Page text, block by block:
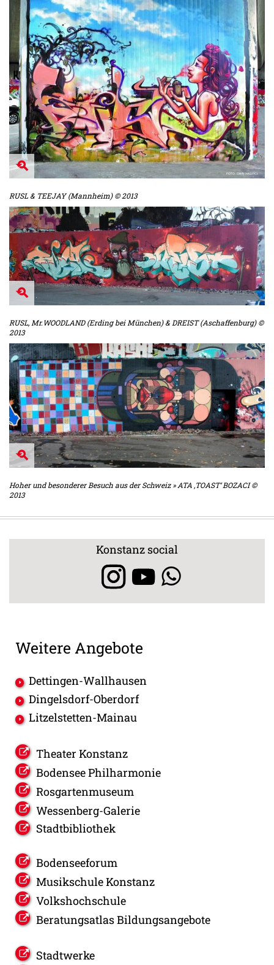
RUSL & TEEJAY (Mannheim) © 2013
RUSL, Mr.WOODLAND (Erding bei München) & DREIST (Aschaffenburg) ©
2013
Hoher und besonderer Besuch aus der Schweiz » ATA ‚TOAST‘ BOZACI ©
2013
Konstanz social
Weitere Angebote
Dettingen-Wallhausen
Dingelsdorf-Oberdorf
Litzelstetten-Mainau
Theater Konstanz
Bodensee Philharmonie
Rosgartenmuseum
Wessenberg-Galerie
Stadtbibliothek
Bodenseeforum
Musikschule Konstanz
Volkshochschule
Beratungsatlas Bildungsangebote
Stadtwerke